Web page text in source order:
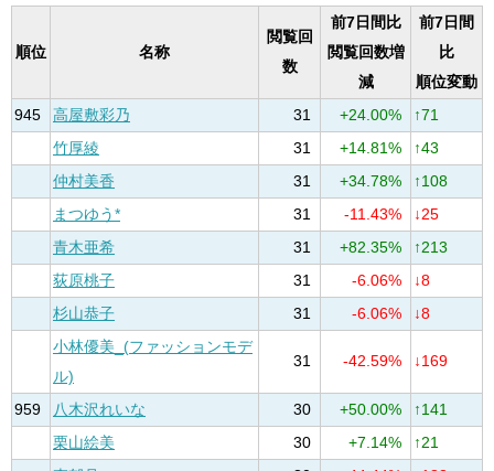
順位 名称
閲覧回
数
前7日間比
閲覧回数増
減
前7日間
比
順位変動
945
高屋敷彩乃 31 +24.00%
↑71
竹厚綾
31 +14.81%
↑43
仲村美香
31 +34.78%
↑108
まつゆう*
31 -11.43%
↓25
青木亜希
31 +82.35%
↑213
荻原桃子
31 -6.06%
↓8
杉山恭子
31 -6.06%
↓8
小林優美_(ファッションモデ
ル)
31 -42.59% ↓169
959 八木沢れいな 30 +50.00%
↑141
栗山絵美
30 +7.14%
↑21